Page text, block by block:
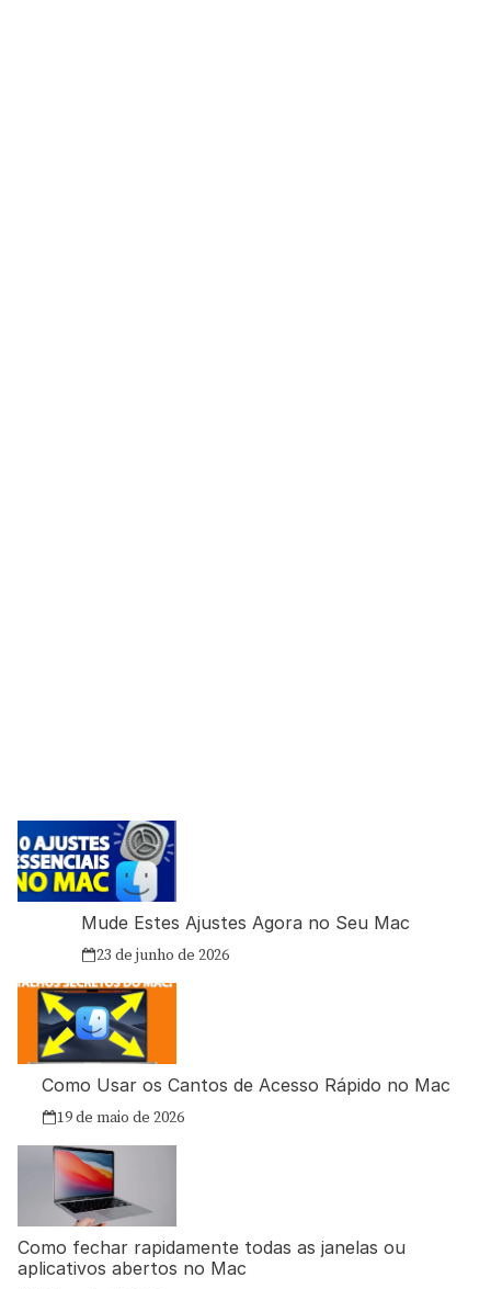
Mude Estes Ajustes Agora no Seu Mac
23 de junho de 2026
Como Usar os Cantos de Acesso Rápido no Mac
19 de maio de 2026
Como fechar rapidamente todas as janelas ou
aplicativos abertos no Mac